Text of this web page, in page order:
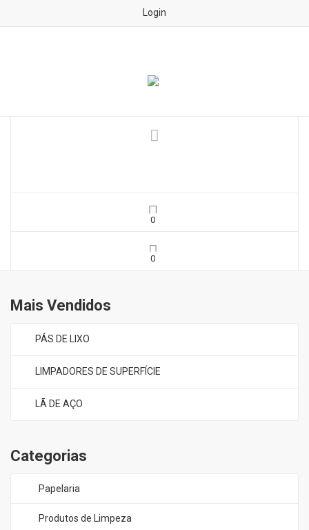
Login
Mais Vendidos
PÁS DE LIXO
LIMPADORES DE SUPERFÍCIE
LÃ DE AÇO
Categorias
Papelaria
Produtos de Limpeza